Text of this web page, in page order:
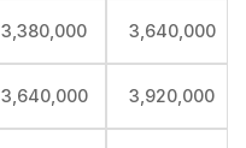
3,380,000 3,640,000
3,640,000 3,920,000